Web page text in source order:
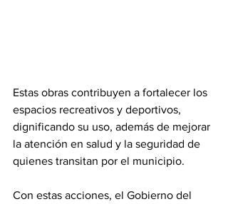
Estas obras contribuyen a fortalecer los
espacios recreativos y deportivos,
dignificando su uso, además de mejorar
la atención en salud y la seguridad de
quienes transitan por el municipio.
Con estas acciones, el Gobierno del